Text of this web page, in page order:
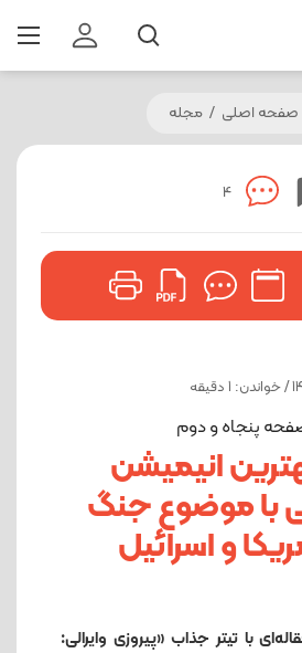
صفحه اصلی / مجله
4
صفحه پنجاه و دوم
انیمیشن
با موضوع جنگ
و اسرائیل
با تیتر جذاب «پیروزی وایرالی: